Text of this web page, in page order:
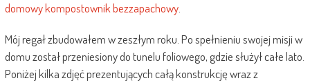
domowy kompostownik bezzapachowy.
Mój regał zbudowałem w zeszłym roku. Po spełnieniu swojej misji w
domu został przeniesiony do tunelu foliowego, gdzie służył całe lato.
Poniżej kilka zdjęć prezentujących całą konstrukcję wraz z